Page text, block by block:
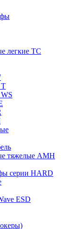
легкие ТС
T
тяжелые AMH
серии HARD
ESD